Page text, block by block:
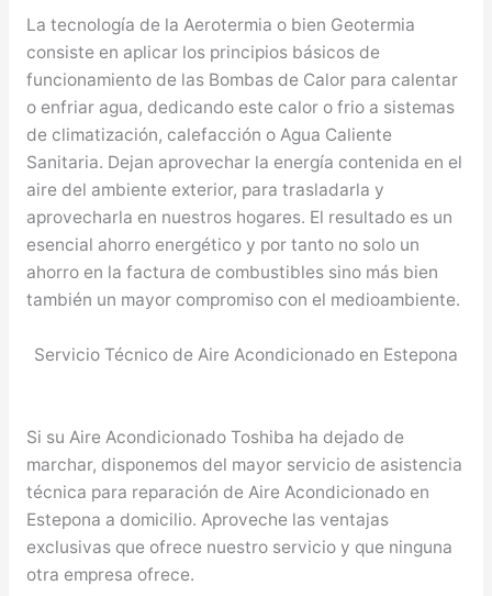
La tecnología de la Aerotermia o bien Geotermia
consiste en aplicar los principios básicos de
funcionamiento de las Bombas de Calor para calentar
o enfriar agua, dedicando este calor o frio a sistemas
de climatización, calefacción o Agua Caliente
Sanitaria. Dejan aprovechar la energía contenida en el
aire del ambiente exterior, para trasladarla y
aprovecharla en nuestros hogares. El resultado es un
esencial ahorro energético y por tanto no solo un
ahorro en la factura de combustibles sino más bien
también un mayor compromiso con el medioambiente.
Servicio Técnico de Aire Acondicionado en Estepona
Si su Aire Acondicionado Toshiba ha dejado de
marchar, disponemos del mayor servicio de asistencia
técnica para reparación de Aire Acondicionado en
Estepona a domicilio. Aproveche las ventajas
exclusivas que ofrece nuestro servicio y que ninguna
otra empresa ofrece.